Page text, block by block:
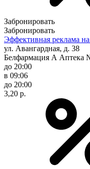
Забронировать
Забронировать
Эффективная реклама на
ул. Авангардная, д. 38
Белфармация А Аптека
до 20:00
в 09:06
до 20:00
3,20 р.